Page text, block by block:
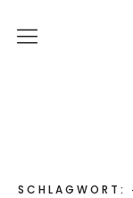
SCHLAGWORT: